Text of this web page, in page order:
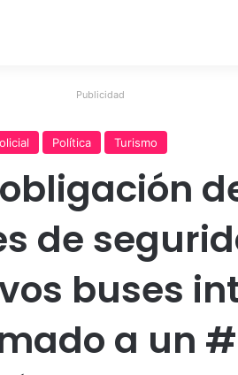
Publicidad
Política Turismo
de
buses
a un